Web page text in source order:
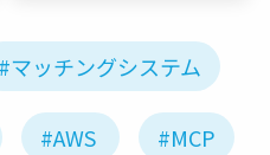
#マッチングシステム
#AWS #MCP